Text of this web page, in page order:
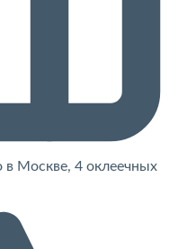
в Москве, 4 оклеечных